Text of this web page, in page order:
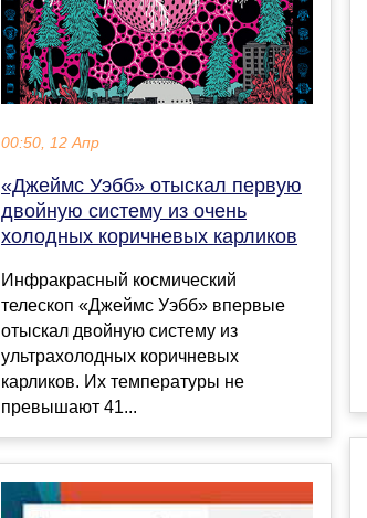
00:50, 12 Апр
«Джеймс Уэбб» отыскал первую
двойную систему из очень
холодных коричневых карликов
Инфракрасный космический
телескоп «Джеймс Уэбб» впервые
отыскал двойную систему из
ультрахолодных коричневых
карликов. Их температуры не
превышают 41...